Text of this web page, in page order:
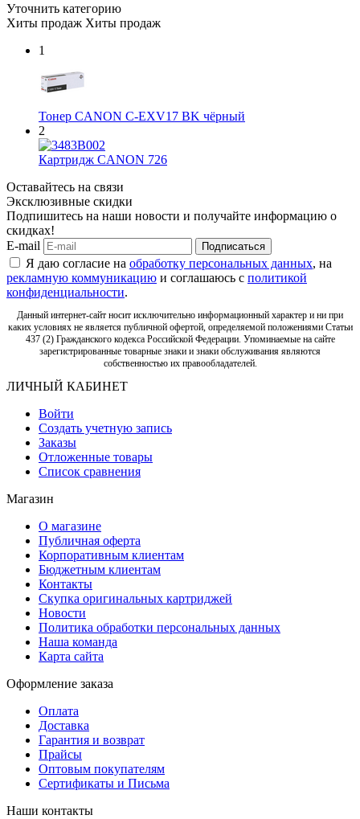
Уточнить категорию
Хиты продаж Хиты продаж
1
Тонер CANON C-EXV17 BK чёрный
2
Картридж CANON 726
Оставайтесь на связи
Эксклюзивные скидки
Подпишитесь на наши новости и получайте информацию о
скидках!
E-mail
Подписаться
Я даю согласие на обработку персональных данных, на
рекламную коммуникацию и соглашаюсь с политикой
конфиденциальности.
Данный интернет-сайт носит исключительно информационный характер и ни при
каких условиях не является публичной офертой, определяемой положениями Статьи
437 (2) Гражданского кодекса Российской Федерации. Упоминаемые на сайте
зарегистрированные товарные знаки и знаки обслуживания являются
собственностью их правообладателей.
ЛИЧНЫЙ КАБИНЕТ
Войти
Создать учетную запись
Заказы
Отложенные товары
Список сравнения
Магазин
О магазине
Публичная оферта
Корпоративным клиентам
Бюджетным клиентам
Контакты
Скупка оригинальных картриджей
Новости
Политика обработки персональных данных
Наша команда
Карта сайта
Оформление заказа
Оплата
Доставка
Гарантия и возврат
Прайсы
Оптовым покупателям
Сертификаты и Письма
Наши контакты